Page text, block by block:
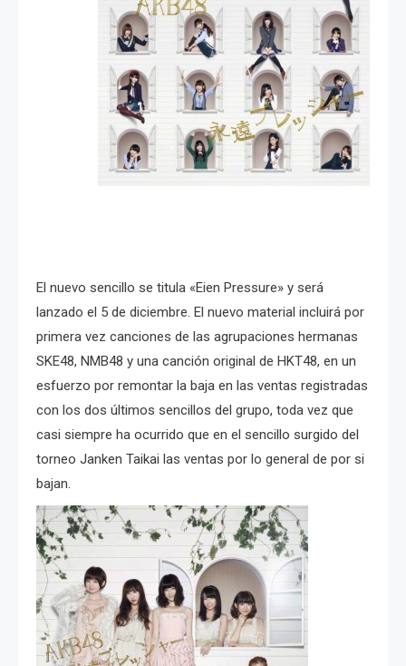
El nuevo sencillo se titula «Eien Pressure» y será
lanzado el 5 de diciembre. El nuevo material incluirá por
primera vez canciones de las agrupaciones hermanas
SKE48, NMB48 y una canción original de HKT48, en un
esfuerzo por remontar la baja en las ventas registradas
con los dos últimos sencillos del grupo, toda vez que
casi siempre ha ocurrido que en el sencillo surgido del
torneo Janken Taikai las ventas por lo general de por si
bajan.